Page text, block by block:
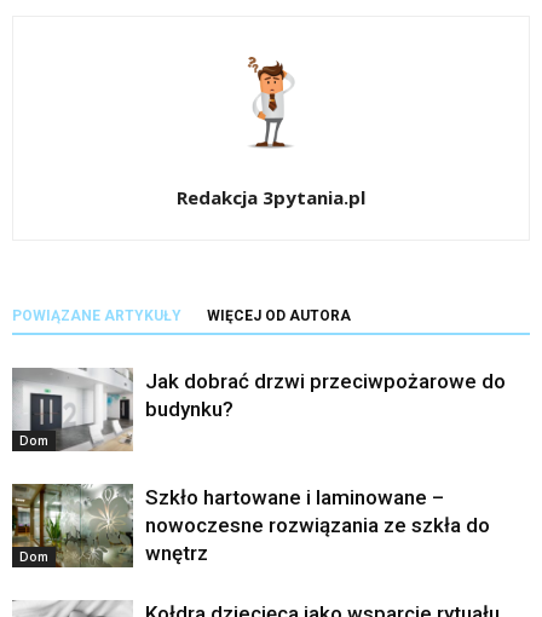
Redakcja 3pytania.pl
POWIĄZANE ARTYKUŁY WIĘCEJ OD AUTORA
Dom
Jak dobrać drzwi przeciwpożarowe do
budynku?
Dom
Szkło hartowane i laminowane –
nowoczesne rozwiązania ze szkła do
wnętrz